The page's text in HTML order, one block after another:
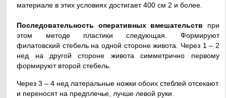
материале в этих условиях достигает 400 см 2 и более.
Последовательность оперативных вмешательств при
этом методе пластики следующая. Формируют
филатовский стебель на одной стороне живота. Через 1 – 2
нед на другой стороне живота симметрично первому
формируют второй стебель.
Через 3 – 4 нед латеральные ножки обоих стеблей отсекают
и переносят на предплечье, лучше левой руки.